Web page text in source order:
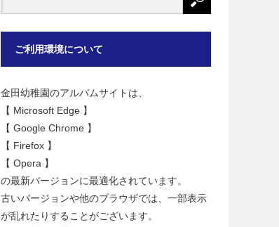
ご利用環境について
金田幼稚園のアルバムサイトは、
【 Microsoft Edge 】
【 Google Chrome 】
【 Firefox 】
【 Opera 】
の最新バージョンに最適化されています。
古いバージョンや他のブラウザでは、一部表示
が乱れたりすることがございます。